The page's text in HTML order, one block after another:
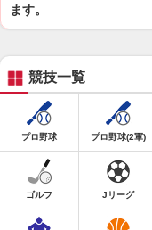
ます。
競技一覧
プロ野球 プロ野球(2軍)
ゴルフ Jリーグ